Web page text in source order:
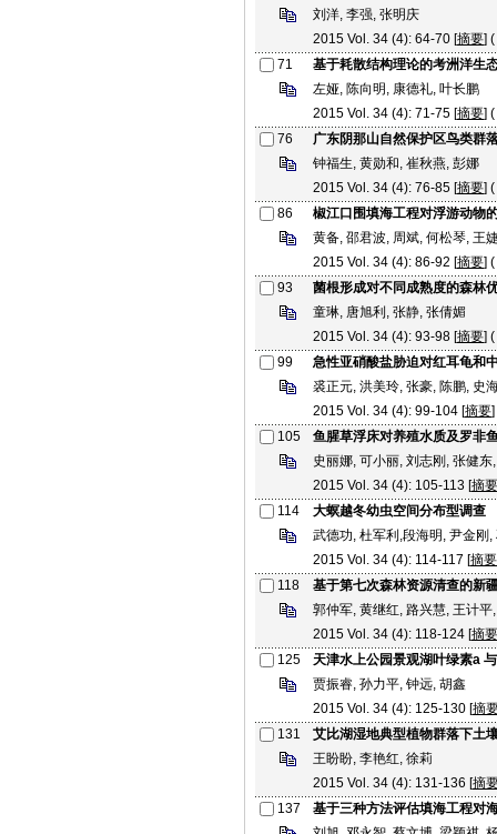
刘洋, 李强, 张明庆
2015 Vol. 34 (4): 64-70 [摘要] (
71
基于耗散结构理论的考洲洋生
左娅, 陈向明, 康德礼, 叶长鹏
2015 Vol. 34 (4): 71-75 [摘要] (
76
广东阴那山自然保护区鸟类群
钟福生, 黄勋和, 崔秋燕, 彭娜
2015 Vol. 34 (4): 76-85 [摘要] (
86
椒江口围填海工程对浮游动物
黄备, 邵君波, 周斌, 何松琴, 王
2015 Vol. 34 (4): 86-92 [摘要] (
93
菌根形成对不同成熟度的森林
童琳, 唐旭利, 张静, 张倩媚
2015 Vol. 34 (4): 93-98 [摘要] (
99
急性亚硝酸盐胁迫对红耳龟和
裘正元, 洪美玲, 张豪, 陈鹏, 史
2015 Vol. 34 (4): 99-104 [摘要
105
鱼腥草浮床对养殖水质及罗非
史丽娜, 可小丽, 刘志刚, 张健
2015 Vol. 34 (4): 105-113 [摘要
114
大螟越冬幼虫空间分布型调查
武德功, 杜军利,段海明, 尹金刚,
2015 Vol. 34 (4): 114-117 [摘要
118
基于第七次森林资源清查的新
郭仲军, 黄继红, 路兴慧, 王计平
2015 Vol. 34 (4): 118-124 [摘要
125
天津水上公园景观湖叶绿素a
贾振睿, 孙力平, 钟远, 胡鑫
2015 Vol. 34 (4): 125-130 [摘
131
艾比湖湿地典型植物群落下土
王盼盼, 李艳红, 徐莉
2015 Vol. 34 (4): 131-136 [摘
137
基于三种方法评估填海工程对